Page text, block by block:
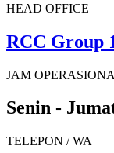
HEAD OFFICE
RCC Group
JAM
Senin -
TELEPON / WA